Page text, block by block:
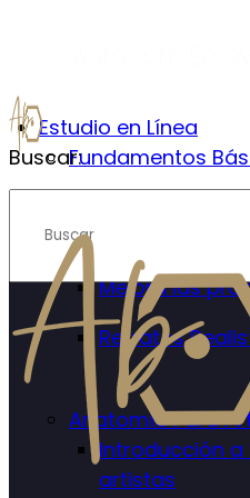
Estudio en Línea
Fundamentos
Mejora las
Retratos
Anatomía Para
Introducción
artistas
Buscar: